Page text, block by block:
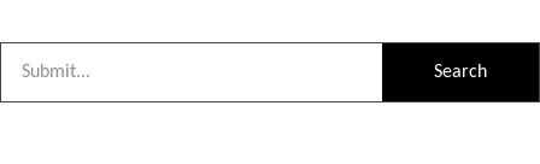
Search